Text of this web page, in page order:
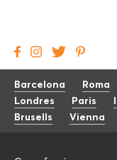
Barcelona Roma
Londres
Paris
Brusells
Vienna